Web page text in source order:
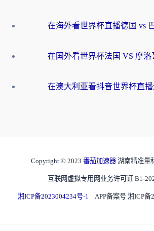
Copyright © 2023 番茄加速器 湖南精准量
互联网虚拟专用网业务许可证 B1-
湘ICP备2023004234号-1 APP备案号 湘ICP备